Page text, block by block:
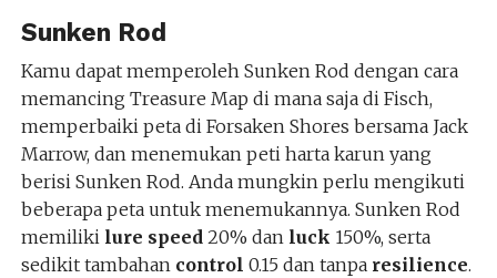
Sunken Rod
Kamu dapat memperoleh Sunken Rod dengan cara
memancing Treasure Map di mana saja di Fisch,
memperbaiki peta di Forsaken Shores bersama Jack
Marrow, dan menemukan peti harta karun yang
berisi Sunken Rod. Anda mungkin perlu mengikuti
beberapa peta untuk menemukannya. Sunken Rod
memiliki lure speed 20% dan luck 150%, serta
sedikit tambahan control 0.15 dan tanpa resilience.